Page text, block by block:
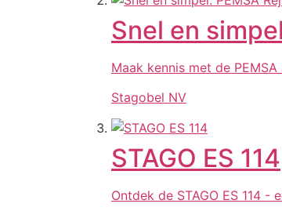
Snel en
Maak kennis met de
Stagobel NV
STAGO ES 114
Ontdek de STAGO ES 114